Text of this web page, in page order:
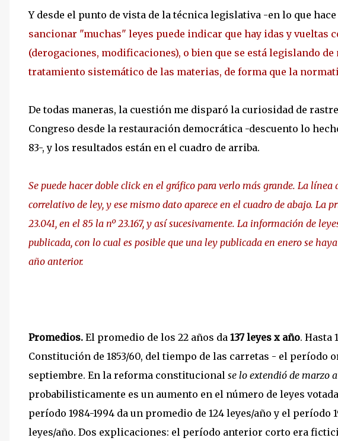
Y desde el punto de vista de la técnica legislativa -en lo que
sancionar "muchas" leyes puede indicar que hay idas y vueltas
(derogaciones, modificaciones), o bien que se está legislando
tratamiento sistemático de las materias, de forma que la
De todas maneras, la cuestión me disparó la curiosidad de
Congreso desde la restauración democrática -descuento lo
83-, y los resultados están en el cuadro de arriba.
Se puede hacer doble click en el gráfico para verlo más grande. La
correlativo de ley, y ese mismo dato aparece en el cuadro de abajo. La
23.041, en el 85 la nº 23.167, y así sucesivamente. La información de
publicada, con lo cual es posible que una ley publicada en enero se
año anterior.
Promedios. El promedio de los 22 años da 137 leyes x año. Hasta
Constitución de 1853/60, del tiempo de las carretas - el período
septiembre. En la reforma constitucional se lo extendió de marzo
probabilisticamente es un aumento en el número de leyes
período 1984-1994 da un promedio de 124 leyes/año y el período
leyes/año. Dos explicaciones: el período anterior corto era